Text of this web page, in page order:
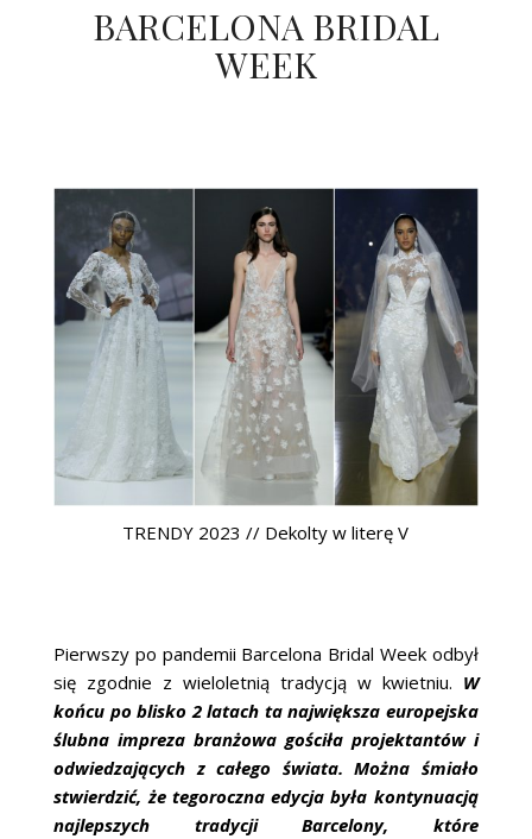
BARCELONA BRIDAL
WEEK
TRENDY 2023 // Dekolty w literę V
Pierwszy po pandemii Barcelona Bridal Week odbył
się zgodnie z wieloletnią tradycją w kwietniu. W
końcu po blisko 2 latach ta największa europejska
ślubna impreza branżowa gościła projektantów i
odwiedzających z całego świata. Można śmiało
stwierdzić, że tegoroczna edycja była kontynuacją
najlepszych tradycji Barcelony, które